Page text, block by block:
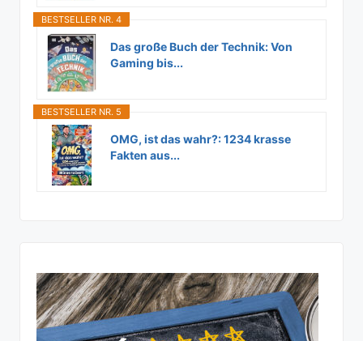
BESTSELLER NR. 4
Das große Buch der Technik: Von
Gaming bis...
BESTSELLER NR. 5
OMG, ist das wahr?: 1234 krasse
Fakten aus...